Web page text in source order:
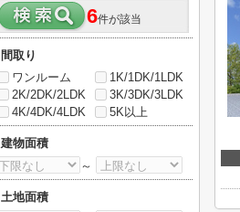
6件が該当
間取り
ワンルーム
1K/1DK/1LDK
2K/2DK/2LDK
3K/3DK/3LDK
4K/4DK/4LDK
5K以上
建物面積
～
土地面積